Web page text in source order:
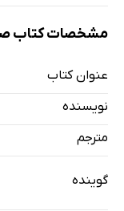
نمونه
مزرعه‌ی مالی
مشخصات کتاب
عنوان کتاب
نویسنده
مترجم
گوینده